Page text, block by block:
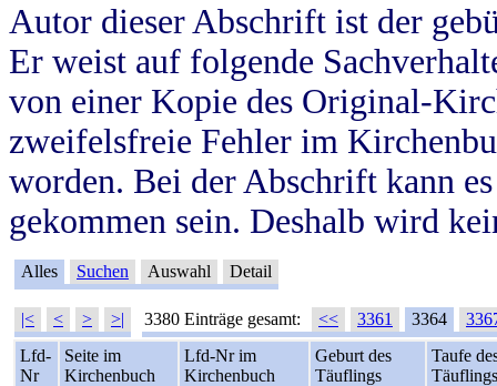
Autor dieser Abschrift ist der
Er weist auf folgende
von einer Kopie des Original-
zweifelsfreie Fehler im
worden. Bei der Abschrift kann
gekommen sein. Deshalb wird
Alles Suchen Auswahl Detail
|< < > >| 3380 Einträge gesamt: << 3361 3364
Lfd-
Nr
Seite im
Kirchenbuch
Lfd-Nr im
Kirchenbuch
Geburt des
Täuflings
Taufe
Täuflings